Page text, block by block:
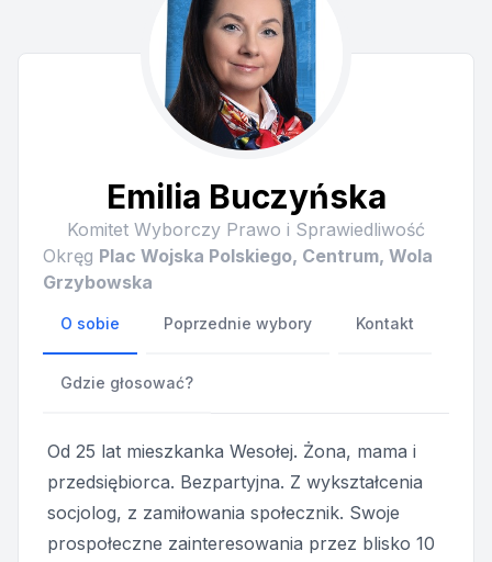
Emilia Buczyńska
Komitet Wyborczy Prawo i Sprawiedliwość
Okręg Plac Wojska Polskiego, Centrum, Wola
Grzybowska
O sobie Poprzednie wybory Kontakt
Gdzie głosować?
Od 25 lat mieszkanka Wesołej. Żona, mama i
przedsiębiorca. Bezpartyjna. Z wykształcenia
socjolog, z zamiłowania społecznik. Swoje
prospołeczne zainteresowania przez blisko 10